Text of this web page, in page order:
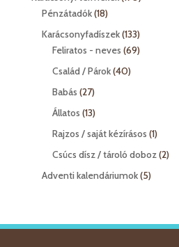
Pénzátadók 1818
termék
Karácsonyfadíszek 133133
termék
Feliratos - neves 6969
Család / Párok 4040
Babás 2727
termék
Állatos 1313
termék
Rajzos / saját kézírásos 11
termék
Csúcs dísz / tároló doboz 22
Adventi kalendáriumok 55